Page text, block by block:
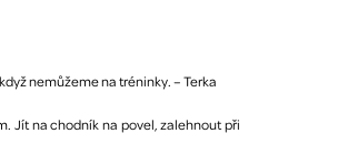
nemůžeme na tréninky. – Terka
Jít na chodník na povel, zalehnout při